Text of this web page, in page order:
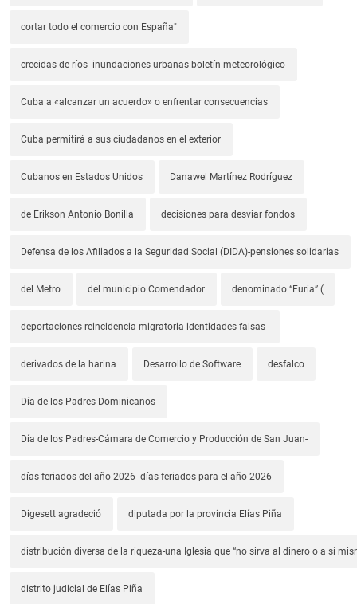
cortar todo el comercio con España"
crecidas de ríos- inundaciones urbanas-boletín meteorológico
Cuba a «alcanzar un acuerdo» o enfrentar consecuencias
Cuba permitirá a sus ciudadanos en el exterior
Cubanos en Estados Unidos Danawel Martínez Rodríguez
de Erikson Antonio Bonilla decisiones para desviar fondos
Defensa de los Afiliados a la Seguridad Social (DIDA)-pensiones solidarias
del Metro del municipio Comendador denominado “Furia” (
deportaciones-reincidencia migratoria-identidades falsas-
derivados de la harina Desarrollo de Software desfalco
Día de los Padres Dominicanos
Día de los Padres-Cámara de Comercio y Producción de San Juan-
días feriados del año 2026- días feriados para el año 2026
Digesett agradeció diputada por la provincia Elías Piña
distribución diversa de la riqueza-una Iglesia que “no sirva al dinero o a sí
distrito judicial de Elías Piña